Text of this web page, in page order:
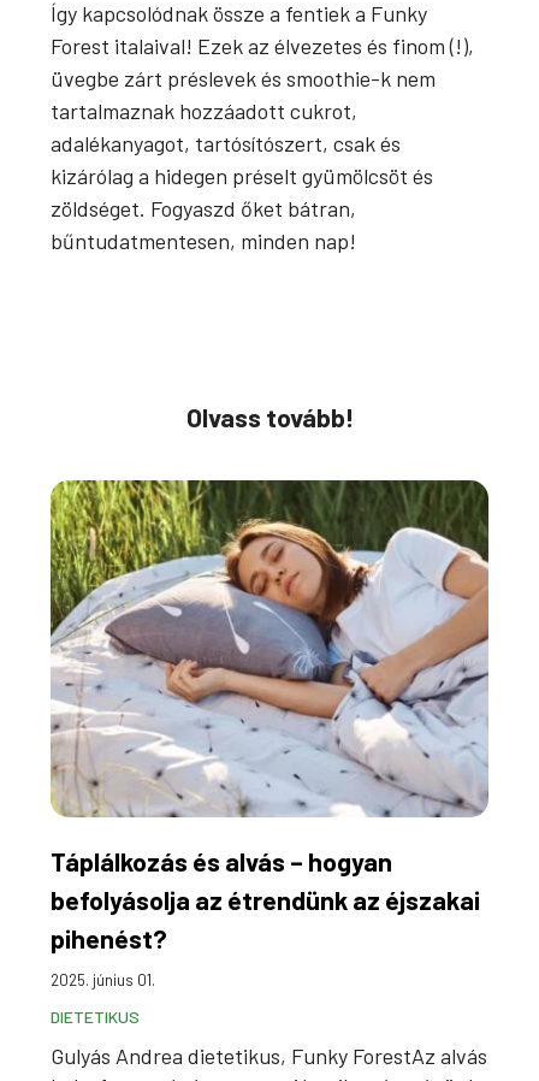
Így kapcsolódnak össze a fentiek a Funky
Forest italaival! Ezek az élvezetes és finom (!),
üvegbe zárt préslevek és smoothie-k nem
tartalmaznak hozzáadott cukrot,
adalékanyagot, tartósítószert, csak és
kizárólag a hidegen préselt gyümölcsöt és
zöldséget. Fogyaszd őket bátran,
bűntudatmentesen, minden nap!
Olvass tovább!
Táplálkozás és alvás – hogyan
befolyásolja az étrendünk az éjszakai
pihenést?
2025. június 01.
DIETETIKUS
Gulyás Andrea dietetikus, Funky ForestAz alvás